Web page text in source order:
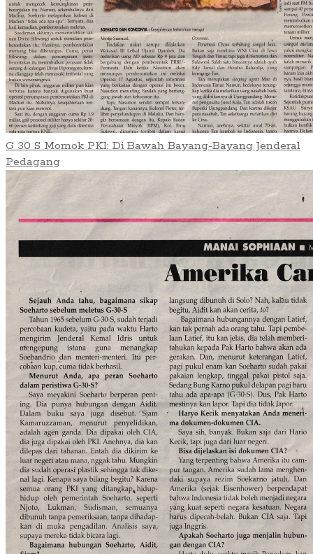
G 30 S Momok PKI: Di Bawah Bayang-Bayang Jenderal
Pedagang